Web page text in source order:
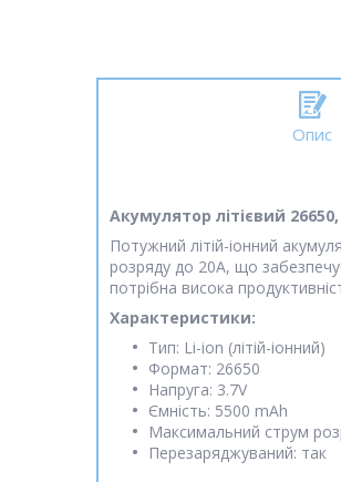
Опис
Акумулятор літієвий
Потужний літій-іонний
розряду до 20A, що
потрібна висока
Характеристики:
Тип: Li-ion (літій-іонний)
Формат: 26650
Напруга: 3.7V
Ємність: 5500 mAh
Максимальний струм
Перезаряджуваний: так